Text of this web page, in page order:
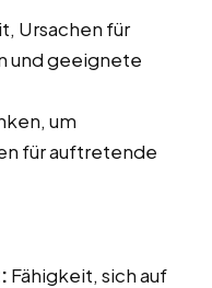
Ursachen für
und geeignete
um
für auftretende
Fähigkeit, sich auf